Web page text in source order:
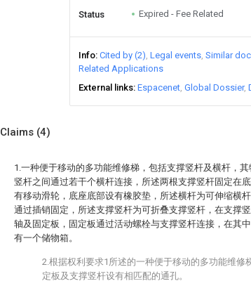
Status Expired - Fee Related
Info Cited by (2) Legal events Similar
Related Applications
External links Espacenet Global Dossier
Claims (4)
1.一种便于移动的多功能维修梯，包括支撑竖杆及横杆，
竖杆之间通过若干个横杆连接，所述两根支撑竖杆固定在
有移动滑轮，底座底部设有橡胶垫，所述横杆为可伸缩横
通过插销固定，所述支撑竖杆为可折叠支撑竖杆，在支撑
轴及固定板，固定板通过活动螺栓与支撑竖杆连接，在其
有一个储物箱。
2.根据权利要求1所述的一种便于移动的多功能维修
定板及支撑竖杆设有相匹配的通孔。